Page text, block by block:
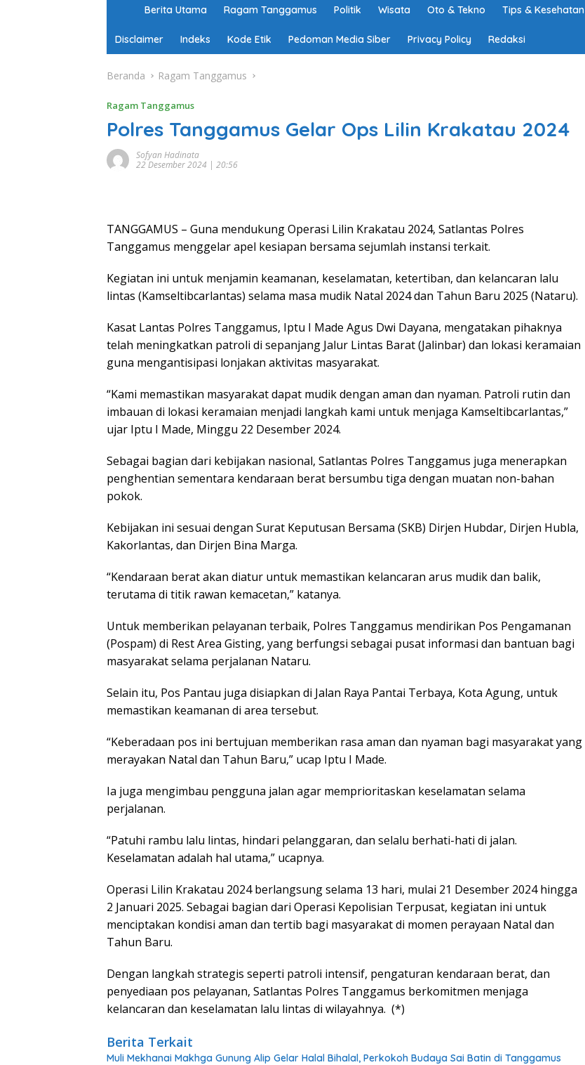
m
e
Berita Utama Ragam Tanggamus Politik Wisata Oto & Tekno Tips & Kesehatan
Disclaimer Indeks Kode Etik Pedoman Media Siber Privacy Policy Redaksi
Beranda Ragam Tanggamus
Ragam Tanggamus
Polres Tanggamus Gelar Ops Lilin Krakatau 2024
Sofyan Hadinata
22 Desember 2024 | 20:56
TANGGAMUS – Guna mendukung Operasi Lilin Krakatau 2024, Satlantas Polres
Tanggamus menggelar apel kesiapan bersama sejumlah instansi terkait.
Kegiatan ini untuk menjamin keamanan, keselamatan, ketertiban, dan kelancaran lalu
lintas (Kamseltibcarlantas) selama masa mudik Natal 2024 dan Tahun Baru 2025 (Nataru).
Kasat Lantas Polres Tanggamus, Iptu I Made Agus Dwi Dayana, mengatakan pihaknya
telah meningkatkan patroli di sepanjang Jalur Lintas Barat (Jalinbar) dan lokasi keramaian
guna mengantisipasi lonjakan aktivitas masyarakat.
“Kami memastikan masyarakat dapat mudik dengan aman dan nyaman. Patroli rutin dan
imbauan di lokasi keramaian menjadi langkah kami untuk menjaga Kamseltibcarlantas,”
ujar Iptu I Made, Minggu 22 Desember 2024.
Sebagai bagian dari kebijakan nasional, Satlantas Polres Tanggamus juga menerapkan
penghentian sementara kendaraan berat bersumbu tiga dengan muatan non-bahan
pokok.
Kebijakan ini sesuai dengan Surat Keputusan Bersama (SKB) Dirjen Hubdar, Dirjen Hubla,
Kakorlantas, dan Dirjen Bina Marga.
“Kendaraan berat akan diatur untuk memastikan kelancaran arus mudik dan balik,
terutama di titik rawan kemacetan,” katanya.
Untuk memberikan pelayanan terbaik, Polres Tanggamus mendirikan Pos Pengamanan
(Pospam) di Rest Area Gisting, yang berfungsi sebagai pusat informasi dan bantuan bagi
masyarakat selama perjalanan Nataru.
Selain itu, Pos Pantau juga disiapkan di Jalan Raya Pantai Terbaya, Kota Agung, untuk
memastikan keamanan di area tersebut.
“Keberadaan pos ini bertujuan memberikan rasa aman dan nyaman bagi masyarakat yang
merayakan Natal dan Tahun Baru,” ucap Iptu I Made.
Ia juga mengimbau pengguna jalan agar memprioritaskan keselamatan selama
perjalanan.
“Patuhi rambu lalu lintas, hindari pelanggaran, dan selalu berhati-hati di jalan.
Keselamatan adalah hal utama,” ucapnya.
Operasi Lilin Krakatau 2024 berlangsung selama 13 hari, mulai 21 Desember 2024 hingga
2 Januari 2025. Sebagai bagian dari Operasi Kepolisian Terpusat, kegiatan ini untuk
menciptakan kondisi aman dan tertib bagi masyarakat di momen perayaan Natal dan
Tahun Baru.
Dengan langkah strategis seperti patroli intensif, pengaturan kendaraan berat, dan
penyediaan pos pelayanan, Satlantas Polres Tanggamus berkomitmen menjaga
kelancaran dan keselamatan lalu lintas di wilayahnya. (*)
Berita Terkait
Muli Mekhanai Makhga Gunung Alip Gelar Halal Bihalal, Perkokoh Budaya Sai Batin di Tanggamus